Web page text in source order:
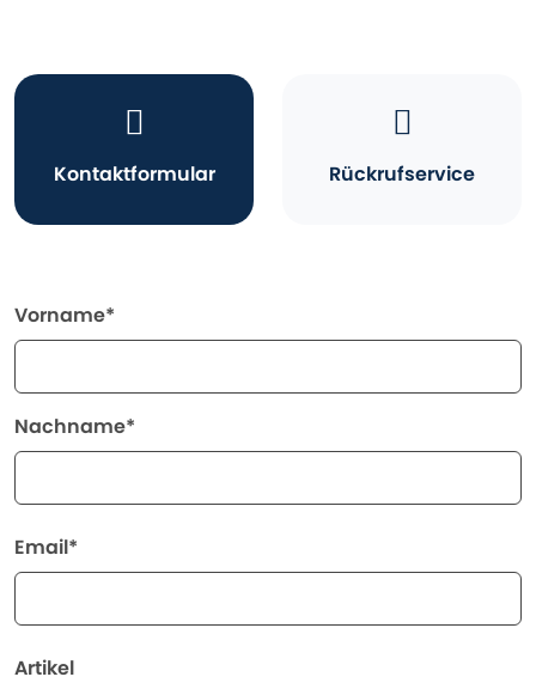
Kontaktformular Rückrufservice
Vorname*
Nachname*
Email*
Artikel